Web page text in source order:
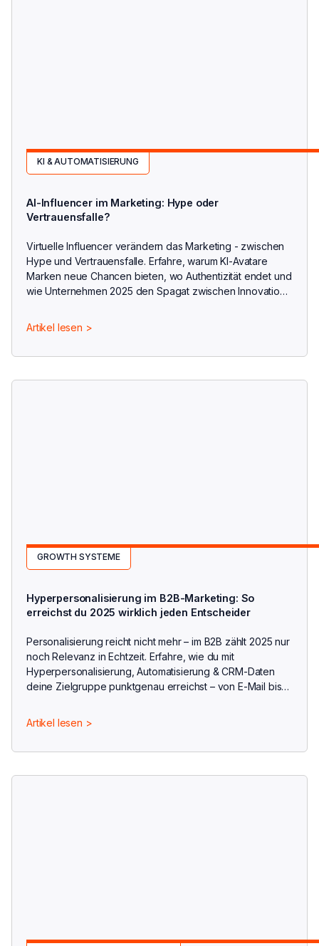
KI & AUTOMATISIERUNG
AI-Influencer im Marketing: Hype oder
Vertrauensfalle?
Virtuelle Influencer verändern das Marketing - zwischen
Hype und Vertrauensfalle. Erfahre, warum KI-Avatare
Marken neue Chancen bieten, wo Authentizität endet und
wie Unternehmen 2025 den Spagat zwischen Innovation
Artikel lesen >
GROWTH SYSTEME
Hyperpersonalisierung im B2B-Marketing: So
erreichst du 2025 wirklich jeden Entscheider
Personalisierung reicht nicht mehr – im B2B zählt 2025 nur
noch Relevanz in Echtzeit. Erfahre, wie du mit
Hyperpersonalisierung, Automatisierung & CRM-Daten
deine Zielgruppe punktgenau erreichst – von E-Mail bis
Artikel lesen >